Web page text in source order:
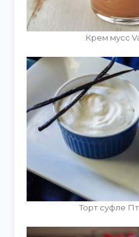
Крем мусс
Торт суфле